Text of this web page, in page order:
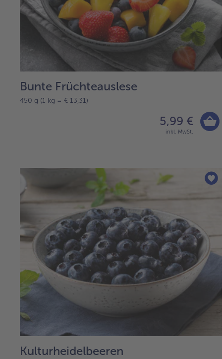
Bunte Früchteauslese
450 g (1 kg = € 13,31)
5,99 €
inkl. MwSt.
Kulturheidelbeeren